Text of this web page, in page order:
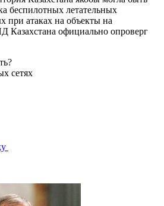
беспилотных летательных
при атаках на объекты на
Казахстана официально опроверг
сетях